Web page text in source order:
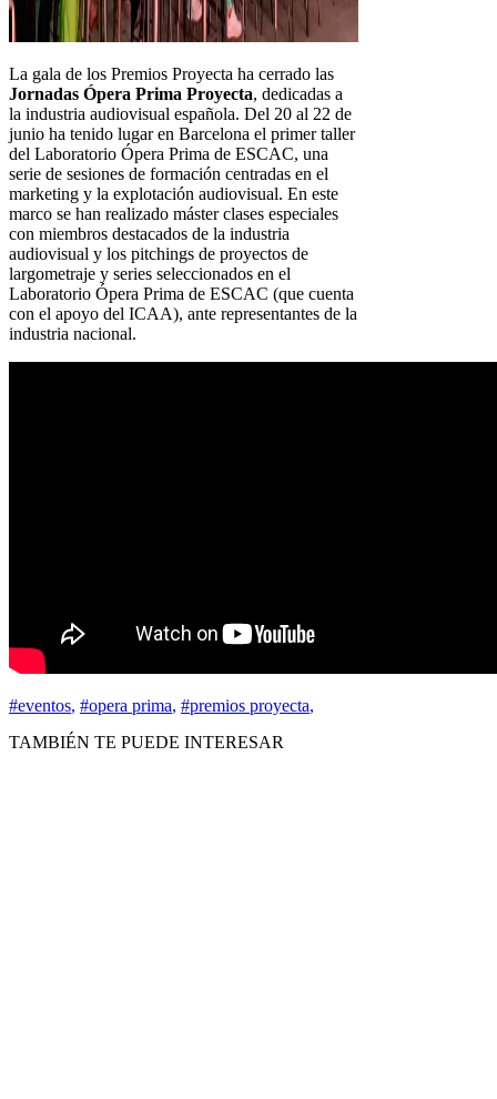
La gala de los Premios Proyecta ha cerrado las
Jornadas Ópera Prima Proyecta, dedicadas a
la industria audiovisual española. Del 20 al 22 de
junio ha tenido lugar en Barcelona el primer taller
del Laboratorio Ópera Prima de ESCAC, una
serie de sesiones de formación centradas en el
marketing y la explotación audiovisual. En este
marco se han realizado máster clases especiales
con miembros destacados de la industria
audiovisual y los pitchings de proyectos de
largometraje y series seleccionados en el
Laboratorio Ópera Prima de ESCAC (que cuenta
con el apoyo del ICAA), ante representantes de la
industria nacional.
#eventos, #opera prima, #premios proyecta,
TAMBIÉN TE PUEDE INTERESAR